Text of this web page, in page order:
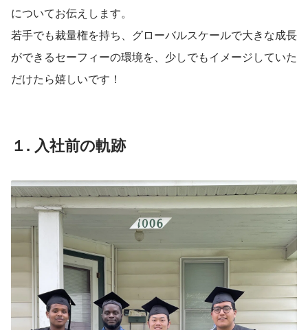
についてお伝えします。
若手でも裁量権を持ち、グローバルスケールで大きな成長
ができるセーフィーの環境を、少しでもイメージしていた
だけたら嬉しいです！
１. 入社前の軌跡